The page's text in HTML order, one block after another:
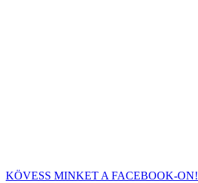
KÖVESS MINKET A FACEBOOK-ON!